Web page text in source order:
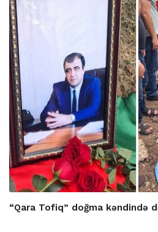
“Qara Tofiq” doğma kəndində